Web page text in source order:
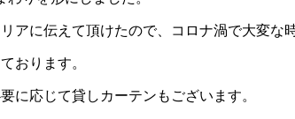
アに伝えて頂けたので、コロナ渦で大変な
おります。
に応じて貸しカーテンもございます。